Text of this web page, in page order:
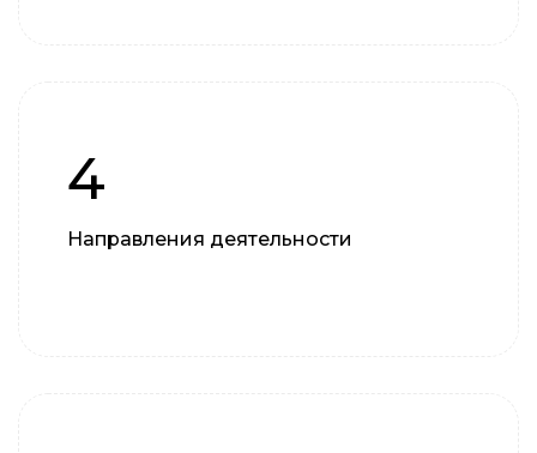
4
Направления деятельности